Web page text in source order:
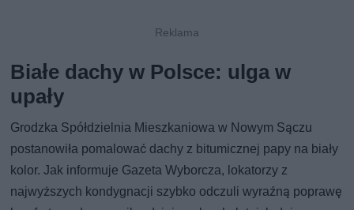
Białe dachy w Polsce: ulga w
upały
Grodzka Spółdzielnia Mieszkaniowa w Nowym Sączu
postanowiła pomalować dachy z bitumicznej papy na biały
kolor. Jak informuje Gazeta Wyborcza, lokatorzy z
najwyższych kondygnacji szybko odczuli wyraźną poprawę